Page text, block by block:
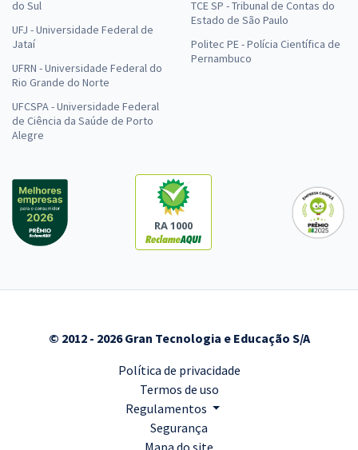
do Sul
UFJ - Universidade Federal de
Jataí
UFRN - Universidade Federal do
Rio Grande do Norte
UFCSPA - Universidade Federal
de Ciência da Saúde de Porto
Alegre
TCE SP - Tribunal de Contas do
Estado de São Paulo
Politec PE - Polícia Científica de
Pernambuco
RA 1000
© 2012 - 2026 Gran Tecnologia e Educação S/A
Política de privacidade
Termos de uso
Regulamentos
Segurança
Mapa do site